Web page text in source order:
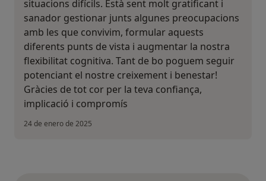
situacions difícils. Està sent molt gratificant i
sanador gestionar junts algunes preocupacions
amb les que convivim, formular aquests
diferents punts de vista i augmentar la nostra
flexibilitat cognitiva. Tant de bo poguem seguir
potenciant el nostre creixement i benestar!
Gràcies de tot cor per la teva confiança,
implicació i compromís
24 de enero de 2025